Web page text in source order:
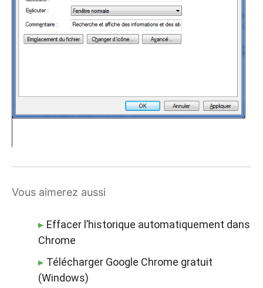
Vous aimerez aussi
Effacer l’historique automatiquement dans
Chrome
Télécharger Google Chrome gratuit
(Windows)